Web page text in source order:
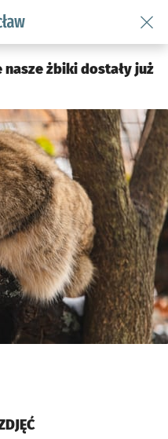
podserwis: Środowisko we
żbiki dostały już